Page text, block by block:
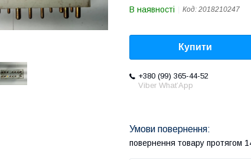
В наявності Код: 2018210247
Купити
+380 (99) 365-44-52
Viber What’App
повернення товару протягом